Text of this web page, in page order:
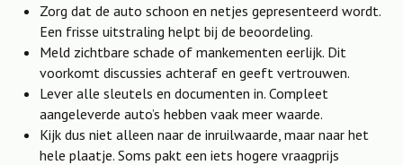
Zorg dat de auto schoon en netjes gepresenteerd wordt.
Een frisse uitstraling helpt bij de beoordeling.
Meld zichtbare schade of mankementen eerlijk. Dit
voorkomt discussies achteraf en geeft vertrouwen.
Lever alle sleutels en documenten in. Compleet
aangeleverde auto’s hebben vaak meer waarde.
Kijk dus niet alleen naar de inruilwaarde, maar naar het
hele plaatje. Soms pakt een iets hogere vraagprijs